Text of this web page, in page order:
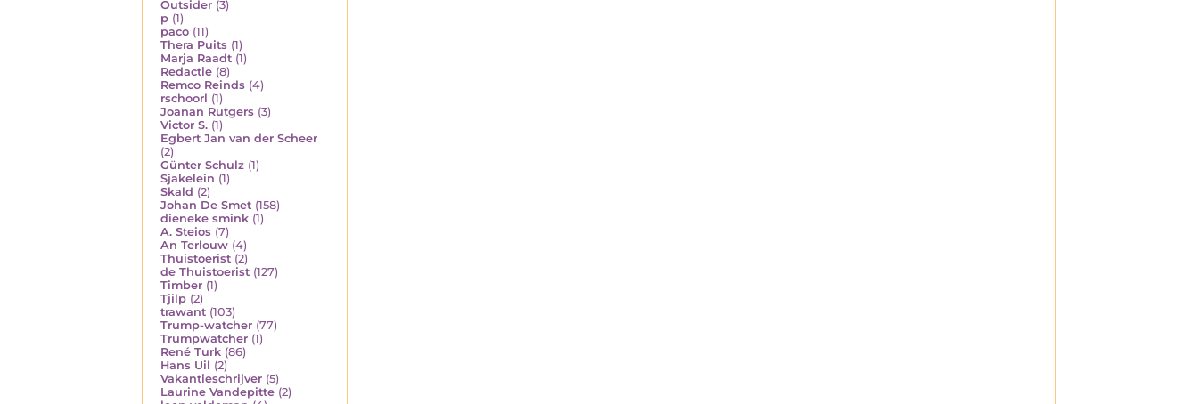
Outsider (3)
p (1)
paco (11)
Thera Puits (1)
Marja Raadt (1)
Redactie (8)
Remco Reinds (4)
rschoorl (1)
Joanan Rutgers (3)
Victor S. (1)
Egbert Jan van der Scheer
(2)
Günter Schulz (1)
Sjakelein (1)
Skald (2)
Johan De Smet (158)
dieneke smink (1)
A. Steios (7)
An Terlouw (4)
Thuistoerist (2)
de Thuistoerist (127)
Timber (1)
Tjilp (2)
trawant (103)
Trump-watcher (77)
Trumpwatcher (1)
René Turk (86)
Hans Uil (2)
Vakantieschrijver (5)
Laurine Vandepitte (2)